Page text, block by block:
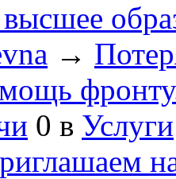
→
0 в Услуги